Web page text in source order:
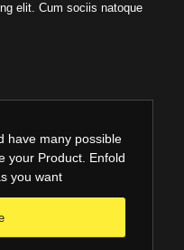
elit. Cum sociis natoque
have many possible
your Product. Enfold
you want